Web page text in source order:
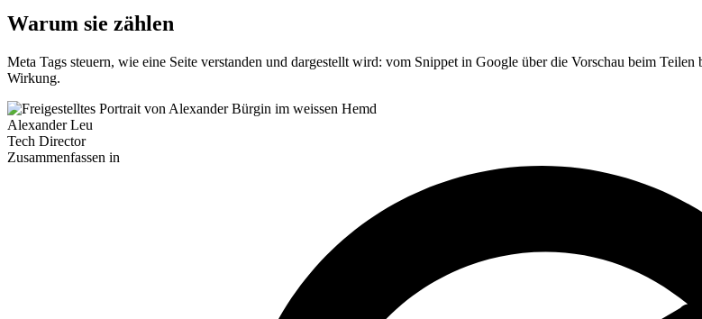
Warum sie zählen
Meta Tags steuern, wie eine Seite verstanden und dargestellt wird: vom Snippet in Google über die Vorschau beim
Wirkung.
Alexander Leu
Tech Director
Zusammenfassen in